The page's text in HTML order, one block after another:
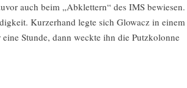
auch beim „Abklettern“ des IMS bewiesen.
Kurzerhand legte sich Glowacz in einem
Stunde, dann weckte ihn die Putzkolonne